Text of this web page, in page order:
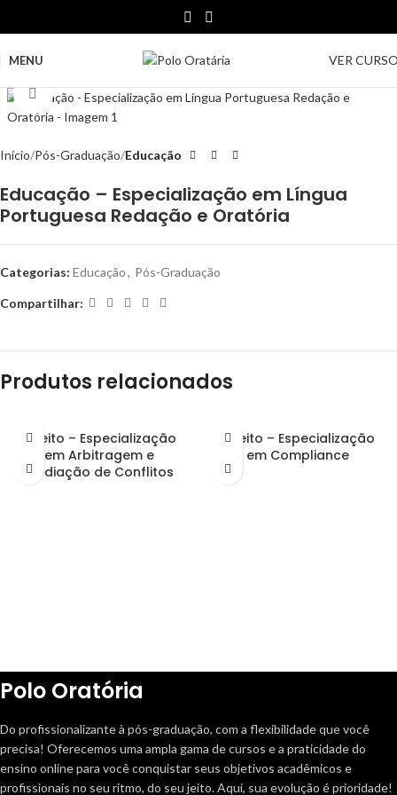
MENU VER
Clique para ampliar
Início Pós-Graduação Educação
Educação – Especialização em Língua
Portuguesa Redação e Oratória
Categorias: Educação, Pós-Graduação
Compartilhar:
Produtos relacionados
Direito – Especialização
em Arbitragem e
Mediação de Conflitos
Direito – Especialização
em Compliance
Polo Oratória
Do profissionalizante à pós-graduação, com a flexibilidade que você
precisa! Oferecemos uma ampla gama de cursos e a praticidade do
ensino online para você conquistar seus objetivos acadêmicos e
profissionais no seu ritmo, do seu jeito. Aqui, sua evolução é prioridade!